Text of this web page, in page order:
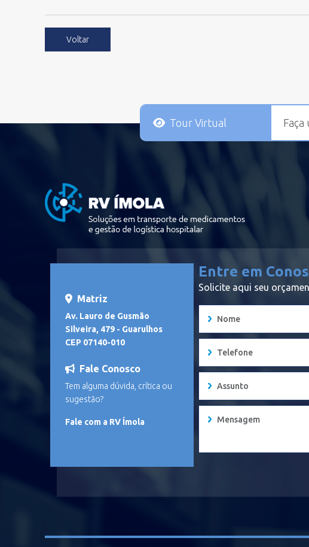
Voltar
Tour Virtual
Matriz
Av. Lauro de Gusmão
Silveira, 479 - Guarulhos
CEP 07140-010
Fale Conosco
Tem alguma dúvida, crítica ou
sugestão?
Fale com a RV Ímola
Entre em
Solicite aqui seu